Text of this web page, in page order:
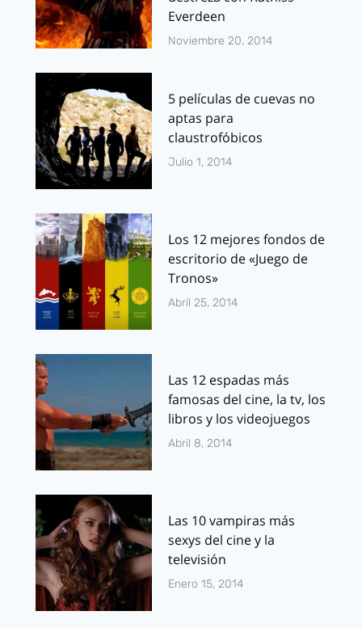
Everdeen
Noviembre 20, 2014
5 películas de cuevas no
aptas para
claustrofóbicos
Julio 1, 2014
Los 12 mejores fondos de
escritorio de «Juego de
Tronos»
Abril 25, 2014
Las 12 espadas más
famosas del cine, la tv, los
libros y los videojuegos
Abril 8, 2014
Las 10 vampiras más
sexys del cine y la
televisión
Enero 15, 2014